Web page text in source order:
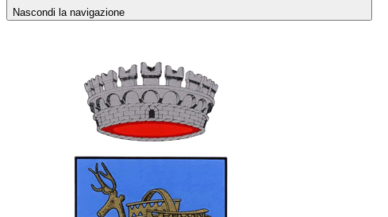
Nascondi la navigazione